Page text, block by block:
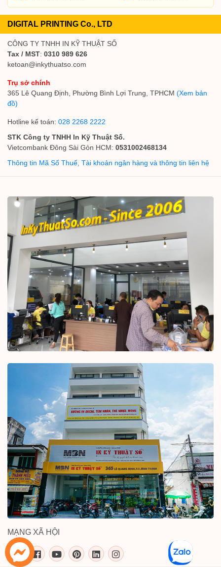
DIGITAL PRINTING Co., LTD
CÔNG TY TNHH IN KỸ THUẬT SỐ
Tax / MST: 0310 989 626
ketoan@inkythuatso.com
Trụ sở chính
365 Lê Quang Định, Phường Bình Lợi Trung, TPHCM (Xem bản
đồ)
Hotline kế toán: 028 2268 2222
STK Công ty TNHH In Kỹ Thuật Số.
Vietcombank Đông Sài Gòn HCM: 0531002468134
Thông tin Mã Số Thuế, Tài khoản ngân hàng và thông tin liên hệ
MẠNG XÃ HỘI
inkythuatso.com trên các mạng xã